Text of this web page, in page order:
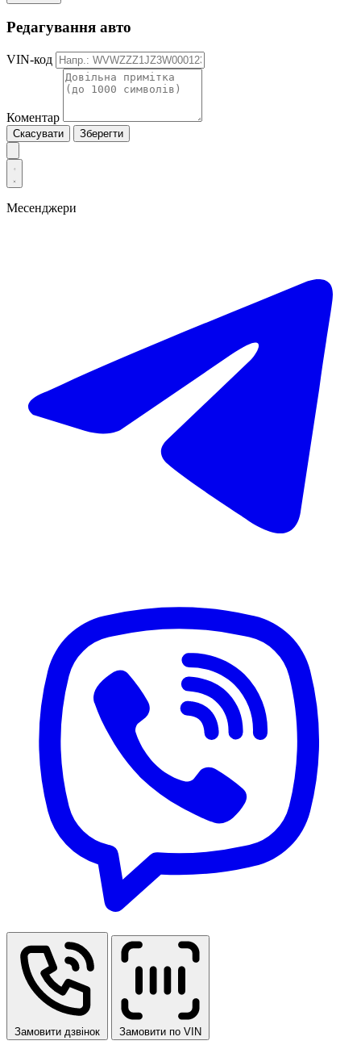
Редагування авто
VIN-код
Коментар
Скасувати Зберегти
Месенджери
Замовити дзвінок Замовити по VIN